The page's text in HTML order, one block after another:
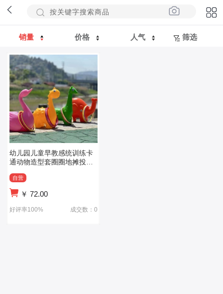
销量 价格 人气 筛选
幼儿园儿童早教感统训练卡
通动物造型套圈圈地摊投掷
自营
￥ 72.00
好评率100% 成交数：0